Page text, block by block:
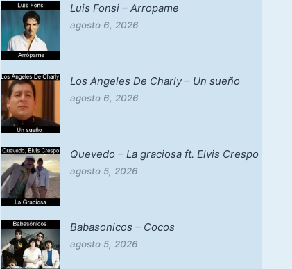
Luis Fonsi – Arropame
agosto 6, 2026
Los Angeles De Charly – Un sueño
agosto 6, 2026
Quevedo – La graciosa ft. Elvis Crespo
agosto 5, 2026
Babasonicos – Cocos
agosto 5, 2026